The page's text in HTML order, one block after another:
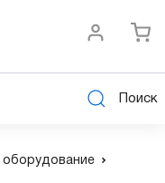
Поиск
оборудование